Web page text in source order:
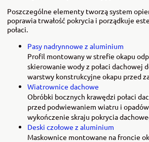
Poszczególne elementy tworzą system
poprawia trwałość pokrycia i porządkuje
połaci.
Pasy nadrynnowe z aluminium
Profil montowany w strefie okapu
skierowanie wody z połaci dachowej
warstwy konstrukcyjne okapu przed
Wiatrownice dachowe
Obróbki bocznych krawędzi połaci
przed podwiewaniem wiatru i
wykończenie skraju pokrycia
Deski czołowe z aluminium
Maskownice montowane na froncie